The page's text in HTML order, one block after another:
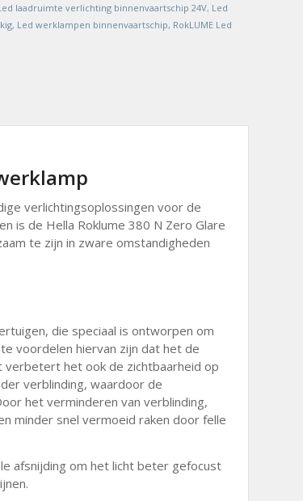
laadruimte verlichting binnenvaartschip 24V, Led
, Led werklampen binnenvaartschip, RokLUME Led
verlichtingsoplossingen voor de
is de Hella Roklume 380 N Zero Glare
te zijn in zware omstandigheden
die speciaal is ontworpen om
voordelen hiervan zijn dat het de
het ook de zichtbaarheid op
verblinding, waardoor de
het verminderen van verblinding,
minder snel vermoeid raken door felle
afsnijding om het licht beter gefocust